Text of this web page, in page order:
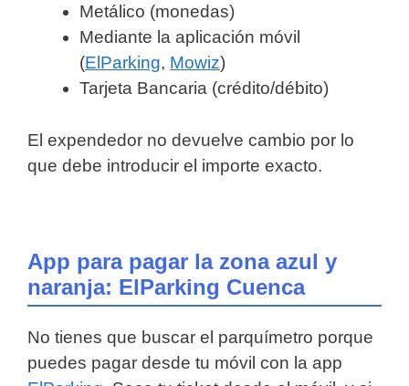
Metálico (monedas)
Mediante la aplicación móvil
(ElParking, Mowiz)
Tarjeta Bancaria (crédito/débito)
El expendedor no devuelve cambio por lo
que debe introducir el importe exacto.
App para pagar la zona azul y
naranja: ElParking Cuenca
No tienes que buscar el parquímetro porque
puedes pagar desde tu móvil con la app